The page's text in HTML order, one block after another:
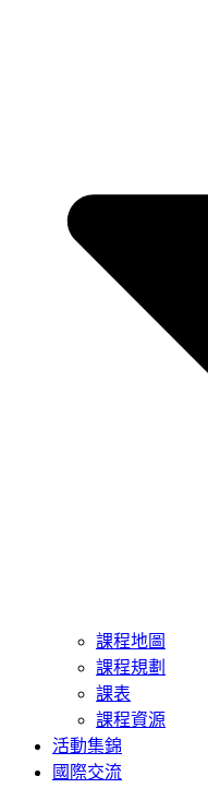
課程地圖
課程規劃
課表
課程資源
活動集錦
國際交流